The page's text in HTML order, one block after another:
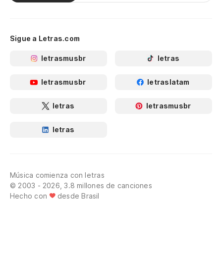
Sigue a Letras.com
letrasmusbr letras
letrasmusbr letraslatam
letras letrasmusbr
letras
Música comienza con letras
© 2003 - 2026, 3.8 millones de canciones
Hecho con
desde Brasil